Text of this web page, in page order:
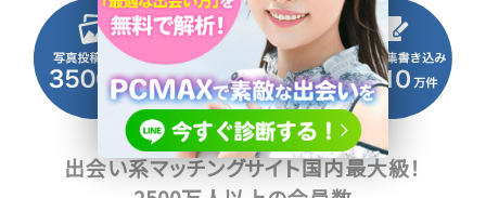
出会い系マッチングサイト国内最大級！